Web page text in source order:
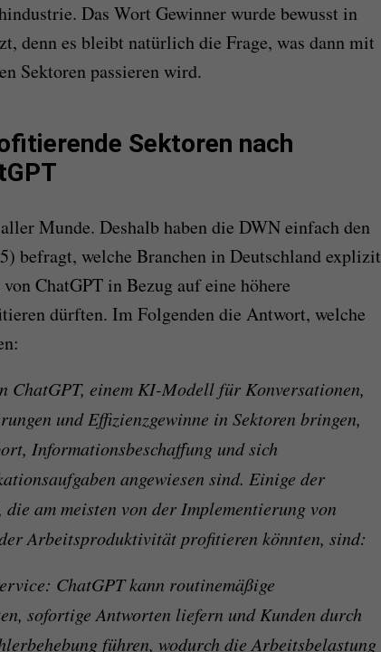
Das Wort Gewinner wurde bewusst in
denn es bleibt natürlich die Frage, was dann mit
Sektoren passieren wird.
Sektoren nach
Munde. Deshalb haben die DWN einfach den
befragt, welche Branchen in Deutschland explizit
ChatGPT in Bezug auf eine höhere
dürften. Im Folgenden die Antwort, welche
ChatGPT, einem KI-Modell für Konversationen,
und Effizienzgewinne in Sektoren bringen,
Informationsbeschaffung und sich
angewiesen sind. Einige der
am meisten von der Implementierung von
Arbeitsproduktivität profitieren könnten, sind:
ChatGPT kann routinemäßige
sofortige Antworten liefern und Kunden durch
führen, wodurch die Arbeitsbelastung